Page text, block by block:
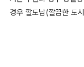
경우 깔도남(깔끔한 도